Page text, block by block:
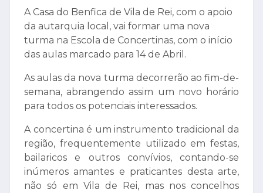
A Casa do Benfica de Vila de Rei, com o apoio
da autarquia local, vai formar uma nova
turma na Escola de Concertinas, com o início
das aulas marcado para 14 de Abril.
As aulas da nova turma decorrerão ao fim-de-
semana, abrangendo assim um novo horário
para todos os potenciais interessados.
A concertina é um instrumento tradicional da
região, frequentemente utilizado em festas,
bailaricos e outros convívios, contando-se
inúmeros amantes e praticantes desta arte,
não só em Vila de Rei, mas nos concelhos